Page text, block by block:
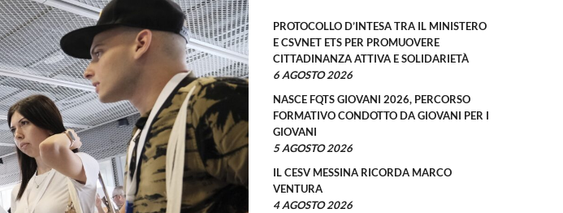
PROTOCOLLO D’INTESA TRA IL MINISTERO
E CSVNET ETS PER PROMUOVERE
CITTADINANZA ATTIVA E SOLIDARIETÀ
6 AGOSTO 2026
NASCE FQTS GIOVANI 2026, PERCORSO
FORMATIVO CONDOTTO DA GIOVANI PER I
GIOVANI
5 AGOSTO 2026
IL CESV MESSINA RICORDA MARCO
VENTURA
4 AGOSTO 2026